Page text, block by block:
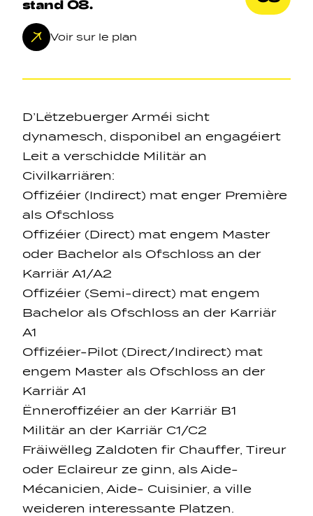
Navigation secondarie
Sozial Netzwierker
Navigation pied de page
Gérer les cookies
stand 08.
Voir sur le plan
D’Lëtzebuerger Arméi sicht
dynamesch, disponibel an engagéiert
Leit a verschidde Militär an
Civilkarriären:
Offizéier (Indirect) mat enger Première
als Ofschloss
Offizéier (Direct) mat engem Master
oder Bachelor als Ofschloss an der
Karriär A1/A2
Offizéier (Semi-direct) mat engem
Bachelor als Ofschloss an der Karriär
A1
Offizéier-Pilot (Direct/Indirect) mat
engem Master als Ofschloss an der
Karriär A1
Ënneroffizéier an der Karriär B1
Militär an der Karriär C1/C2
Fräiwëlleg Zaldoten fir Chauffer, Tireur
oder Eclaireur ze ginn, als Aide-
Mécanicien, Aide- Cuisinier, a ville
weideren interessante Platzen.